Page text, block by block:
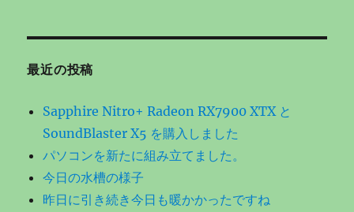
最近の投稿
Sapphire Nitro+ Radeon RX7900 XTX と
SoundBlaster X5 を購入しました
パソコンを新たに組み立てました。
今日の水槽の様子
昨日に引き続き今日も暖かかったですね